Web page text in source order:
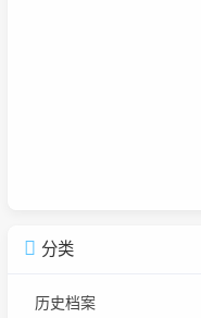
分类
历史档案